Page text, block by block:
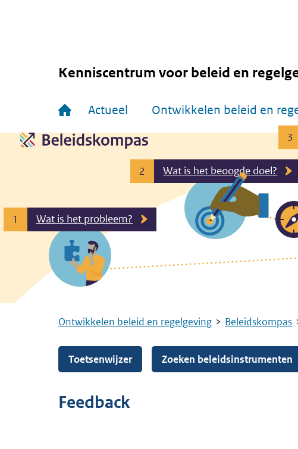
Kenniscentrum voor beleid en
Actueel Ontwikkelen beleid en
1 Wat is het probleem?
2 Wat is het beoogde doel?
3
Kruimelpad
Ontwikkelen beleid en regelgeving Beleidskompas
Toetsenwijzer Zoeken beleidsinstrumenten
Feedback